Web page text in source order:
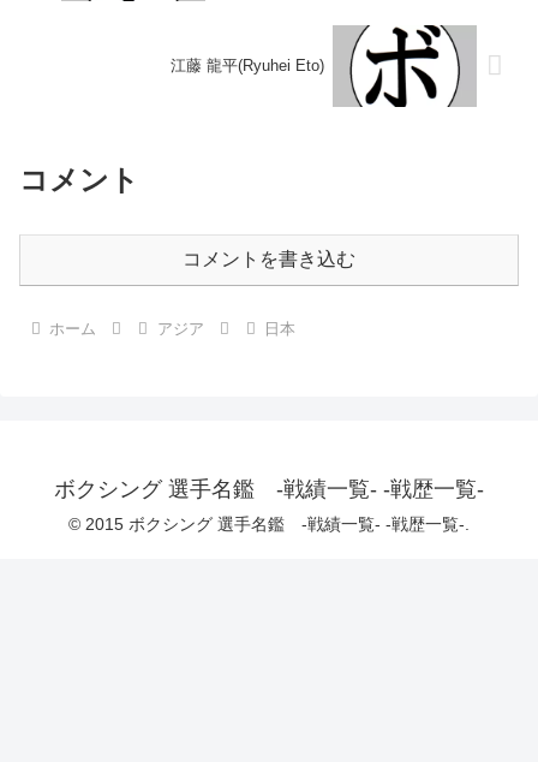
江藤 龍平(Ryuhei Eto)
コメント
コメントを書き込む
ホーム アジア 日本
ボクシング 選手名鑑 -戦績一覧- -戦歴一覧-
© 2015 ボクシング 選手名鑑 -戦績一覧- -戦歴一覧-.